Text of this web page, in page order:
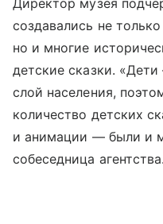
Директор музея
создавались не
но и многие
детские сказки.
слой населения,
количество детских
и анимации — были и
собеседница агентства.